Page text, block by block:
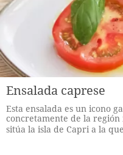
Ensalada caprese
Esta ensalada es un icono
concretamente de la región
sitúa la isla de Capri a la